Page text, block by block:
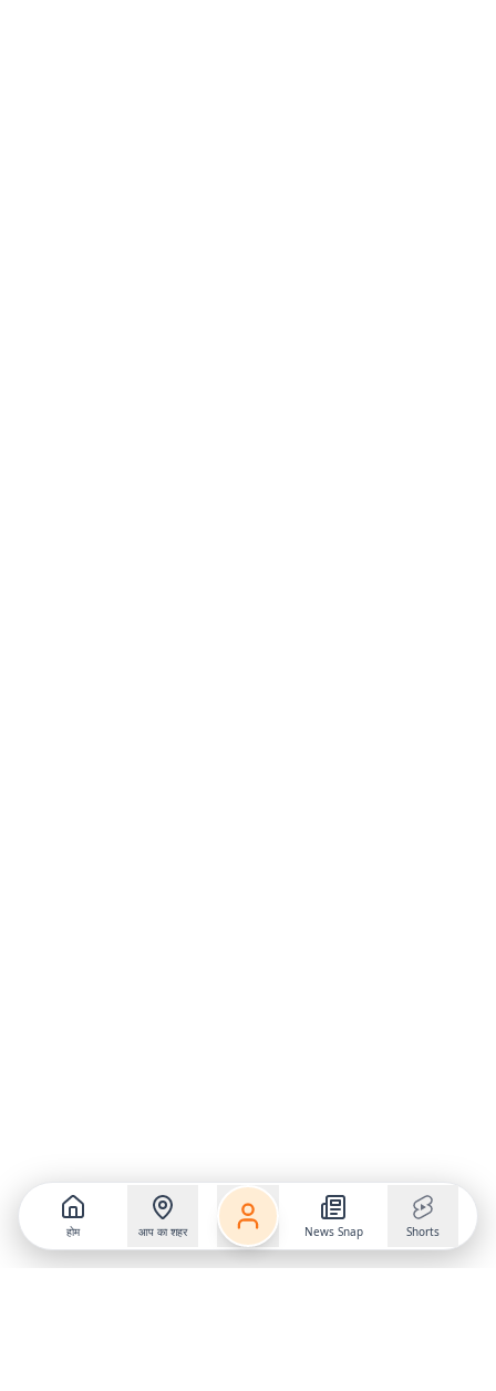
होम आप का शहर News Snap Shorts